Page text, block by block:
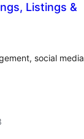
Listings &
social media